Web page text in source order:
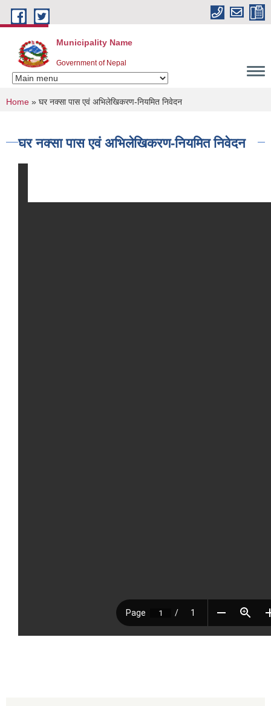
Skip to main content
Municipality Name
Government of Nepal
You are here
Home » घर नक्सा पास एवं अभिलेखिकरण-नियमित निवेदन
घर नक्सा पास एवं अभिलेखिकरण-नियमित निवेदन